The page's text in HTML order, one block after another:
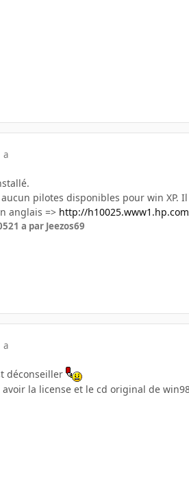
a
pilotes disponibles pour win XP.
anglais => http://
21 a par Jeezos69
a
déconseiller
avoir la license et le cd original de